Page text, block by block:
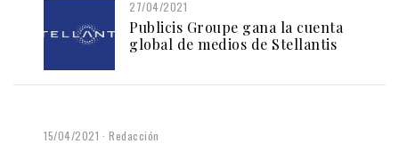
27/04/2021
Publicis Groupe gana la cuenta
global de medios de Stellantis
15/04/2021 Redacción